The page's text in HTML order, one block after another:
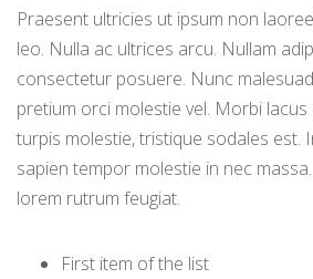
Praesent ultricies ut ipsum non
leo. Nulla ac ultrices arcu. Nullam
consectetur posuere. Nunc
pretium orci molestie vel. Morbi
turpis molestie, tristique sodales est.
sapien tempor molestie in nec
lorem rutrum feugiat.
First item of the list